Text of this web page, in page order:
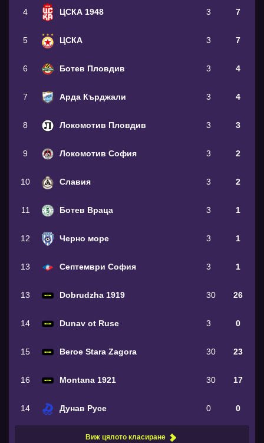
4 ЦСКА 1948 3 7
5 ЦСКА 3 7
6 Ботев Пловдив 3 4
7 Арда Кърджали 3 4
8 Локомотив Пловдив 3 3
9 Локомотив София 3 2
10 Славия 3 2
11 Ботев Враца 3 1
12 Черно море 3 1
13 Септември София 3 1
13 Dobrudzha 1919 30 26
14 Dunav ot Ruse 3 0
15 Beroe Stara Zagora 30 23
16 Montana 1921 30 17
14 Дунав Русе 0 0
Виж цялото класиране